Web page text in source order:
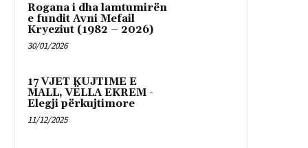
Rogana i dha lamtumirën
e fundit Avni Mefail
Kryeziut (1982 – 2026)
30/01/2026
17 VJET KUJTIME E
MALL, VËLLA EKREM -
Elegji përkujtimore
11/12/2025